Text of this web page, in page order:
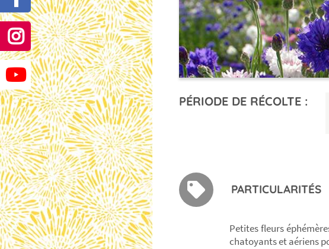
PÉRIODE DE RÉCOLTE :
PARTICULARITÉS
Petites fleurs
chatoyants et aériens